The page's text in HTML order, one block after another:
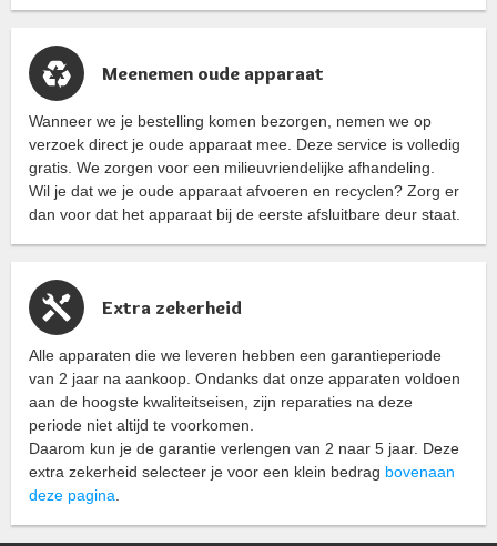
Meenemen oude apparaat
Wanneer we je bestelling komen bezorgen, nemen we op
verzoek direct je oude apparaat mee. Deze service is volledig
gratis. We zorgen voor een milieuvriendelijke afhandeling.
Wil je dat we je oude apparaat afvoeren en recyclen? Zorg er
dan voor dat het apparaat bij de eerste afsluitbare deur staat.
Extra zekerheid
Alle apparaten die we leveren hebben een garantieperiode
van 2 jaar na aankoop. Ondanks dat onze apparaten voldoen
aan de hoogste kwaliteitseisen, zijn reparaties na deze
periode niet altijd te voorkomen.
Daarom kun je de garantie verlengen van 2 naar 5 jaar. Deze
extra zekerheid selecteer je voor een klein bedrag bovenaan
deze pagina.